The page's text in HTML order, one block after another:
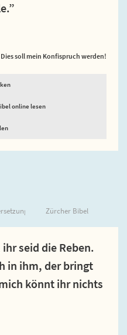
Dies soll mein Konfispruch werden!
online lesen
Zürcher Bibel
seid die Reben.
in ihm, der bringt
könnt ihr nichts